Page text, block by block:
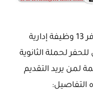
كما ذكرنا في مقدمة الإعلان عن توفر 13 وظيفة إدارية
لحملة الثانوية
لمن يريد التقديم
التفاصيل: